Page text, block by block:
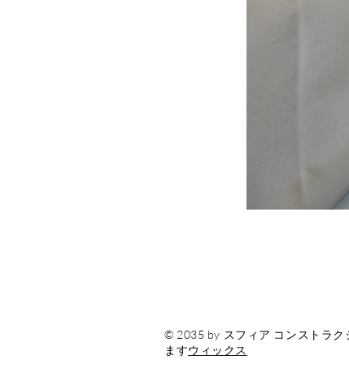
© 2035 by スフィア コンストラク
ますウィックス